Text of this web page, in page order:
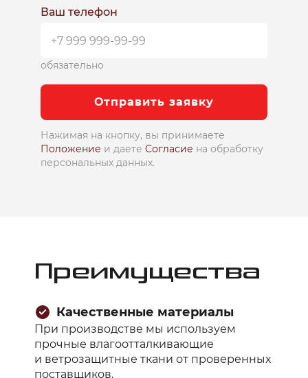
Ваш телефон
обязательно
Отправить заявку
Нажимая на кнопку, вы принимаете
Положение и даете Согласие на обработку
персональных данных.
Преимущества
Качественные материалы
При производстве мы используем
прочные влагоотталкивающие
и ветрозащитные ткани от проверенных
поставщиков.